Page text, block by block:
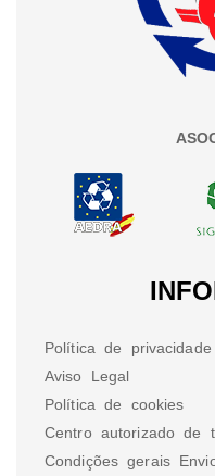
Política de privacidade
Aviso Legal
Política de cookies
Centro autorizado de
Condições gerais